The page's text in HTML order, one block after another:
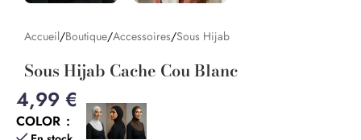
Accueil/Boutique/Accessoires/Sous Hijab
Sous Hijab Cache Cou Blanc
4,99 €
COLOR